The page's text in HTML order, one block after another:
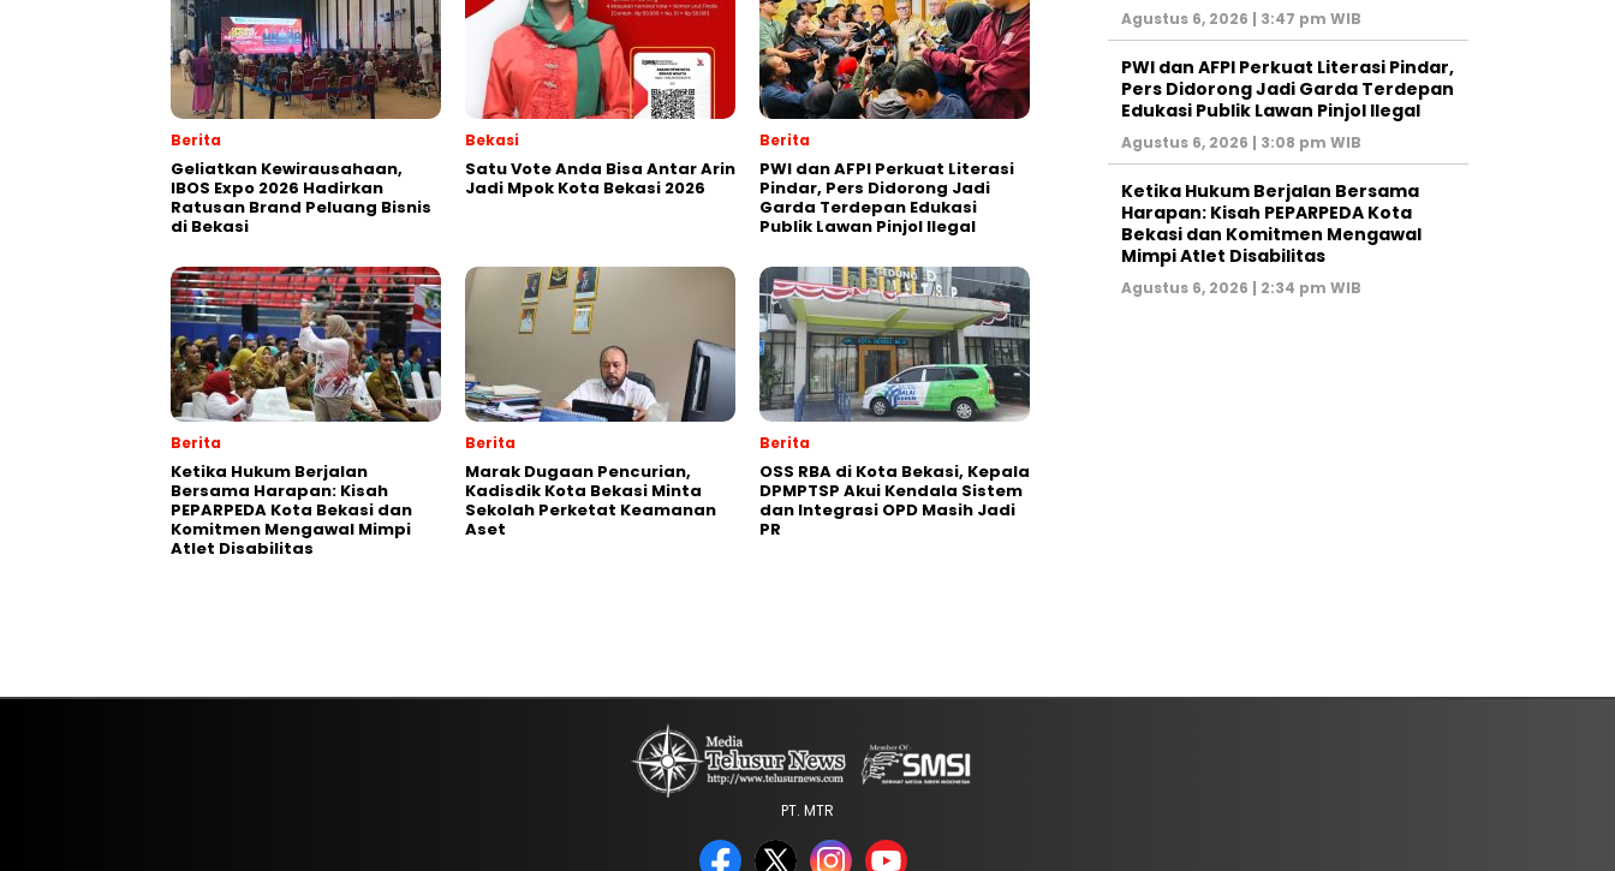
Berita
‎Geliatkan Kewirausahaan,
IBOS Expo 2026 Hadirkan
Ratusan Brand Peluang Bisnis
di Bekasi
Bekasi
Satu Vote Anda Bisa Antar Arin
Jadi Mpok Kota Bekasi 2026
Berita
PWI dan AFPI Perkuat Literasi
Pindar, Pers Didorong Jadi
Garda Terdepan Edukasi
Publik Lawan Pinjol Ilegal
Berita
Ketika Hukum Berjalan
Bersama Harapan: Kisah
PEPARPEDA Kota Bekasi dan
Komitmen Mengawal Mimpi
Atlet Disabilitas
Berita
‎Marak Dugaan Pencurian,
Kadisdik Kota Bekasi Minta
Sekolah Perketat Keamanan
Aset
Berita
‎OSS RBA di Kota Bekasi, Kepala
DPMPTSP Akui Kendala Sistem
dan Integrasi OPD Masih Jadi
PR
Agustus 6, 2026 | 3:47 pm WIB
PWI dan AFPI Perkuat Literasi Pindar,
Pers Didorong Jadi Garda Terdepan
Edukasi Publik Lawan Pinjol Ilegal
Agustus 6, 2026 | 3:08 pm WIB
Ketika Hukum Berjalan Bersama
Harapan: Kisah PEPARPEDA Kota
Bekasi dan Komitmen Mengawal
Mimpi Atlet Disabilitas
Agustus 6, 2026 | 2:34 pm WIB
PT. MTR